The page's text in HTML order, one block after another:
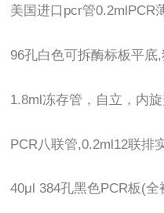
美国进口pcr管0.2mlPCR
96孔白色可拆酶标板平底
1.8ml冻存管，自立，内
PCR八联管,0.2ml12联排
40μl 384孔黑色PCR板(全